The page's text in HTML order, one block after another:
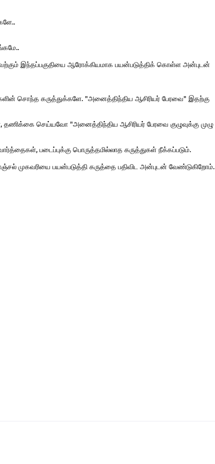
இந்தப்பகுதியை ஆரோக்கியமாக பயன்படுத்திக் கொள்ள அன்புடன்
சொந்த கருத்துக்களே. "அனைத்திந்திய ஆசிரியர் பேரவை" இதற்கு
செய்யவோ "அனைத்திந்திய ஆசிரியர் பேரவை குழுவுக்கு முழு
படைப்புக்கு பொருத்தமில்லாத கருத்துகள் நீக்கப்படும்.
முகவரியை பயன்படுத்தி கருத்தை பதிவிட அன்புடன் வேண்டுகிறோம்.